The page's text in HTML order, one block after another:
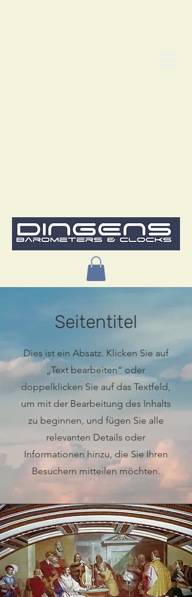
Seitentitel
Dies ist ein Absatz. Klicken Sie auf
„Text bearbeiten“ oder
doppelklicken Sie auf das Textfeld,
um mit der Bearbeitung des Inhalts
zu beginnen, und fügen Sie alle
relevanten Details oder
Informationen hinzu, die Sie Ihren
Besuchern mitteilen möchten.